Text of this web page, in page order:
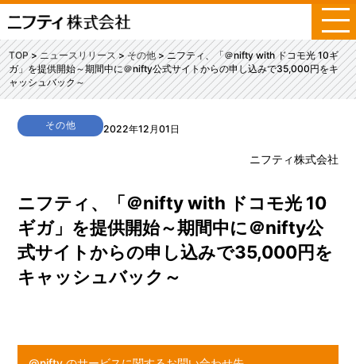
メ
ニ
ュ
ー
TOP ニュースリリース その他
ニフティ、「＠nifty with ドコモ光 10ギ
ガ」を提供開始～期間中に＠nifty公式サイトからの申し込みで35,000円をキ
ャッシュバック～
その他 2022年12月01日
ニフティ株式会社
ニフティ、「＠nifty with ドコモ光 10
ギガ」を提供開始～期間中に＠nifty公
式サイトからの申し込みで35,000円を
キャッシュバック～